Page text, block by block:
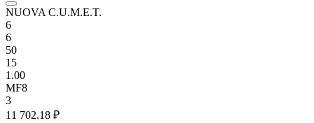
NUOVA C.U.M.E.T.
6
6
50
15
1.00
MF8
3
11 702.18 ₽